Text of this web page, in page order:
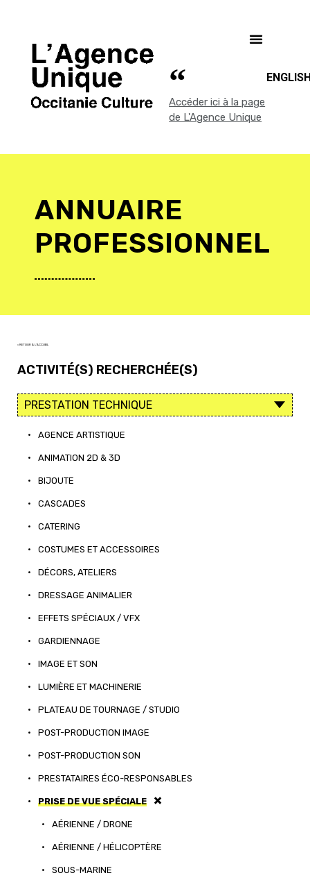
Accéder ici à la page
de L'Agence Unique
ANNUAIRE
PROFESSIONNEL
< RETOUR À L'ACCUEIL
ACTIVITÉ(S) RECHERCHÉE(S)
• AGENCE ARTISTIQUE
• ANIMATION 2D & 3D
• BIJOUTE
• CASCADES
• CATERING
• COSTUMES ET ACCESSOIRES
• DÉCORS, ATELIERS
• DRESSAGE ANIMALIER
• EFFETS SPÉCIAUX / VFX
• GARDIENNAGE
• IMAGE ET SON
• LUMIÈRE ET MACHINERIE
• PLATEAU DE TOURNAGE / STUDIO
• POST-PRODUCTION IMAGE
• POST-PRODUCTION SON
• PRESTATAIRES ÉCO-RESPONSABLES
• PRISE DE VUE SPÉCIALE
• AÉRIENNE / DRONE
• AÉRIENNE / HÉLICOPTÈRE
• SOUS-MARINE